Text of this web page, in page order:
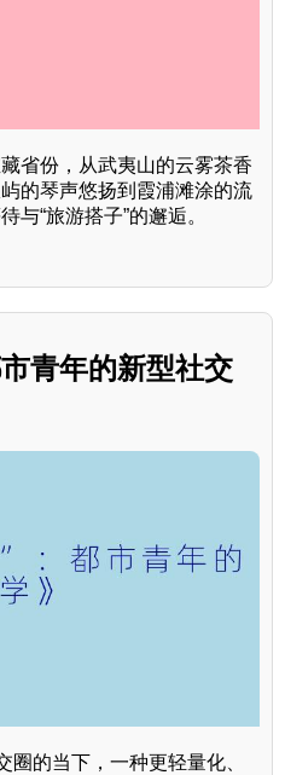
省份，从武夷山的云雾茶香
的琴声悠扬到霞浦滩涂的流
与“旅游搭子”的邂逅。
青年的新型社交
圈的当下，一种更轻量化、